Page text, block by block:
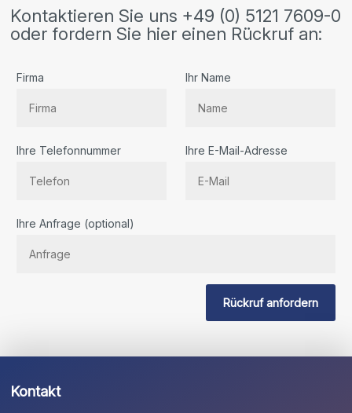
Kontaktieren Sie uns +49 (0) 5121 7609-0
oder fordern Sie hier einen Rückruf an:
Firma Ihr Name
Ihre Telefonnummer Ihre E-Mail-Adresse
Sie
Ihre Anfrage (optional)
Rückruf anfordern
Kontakt